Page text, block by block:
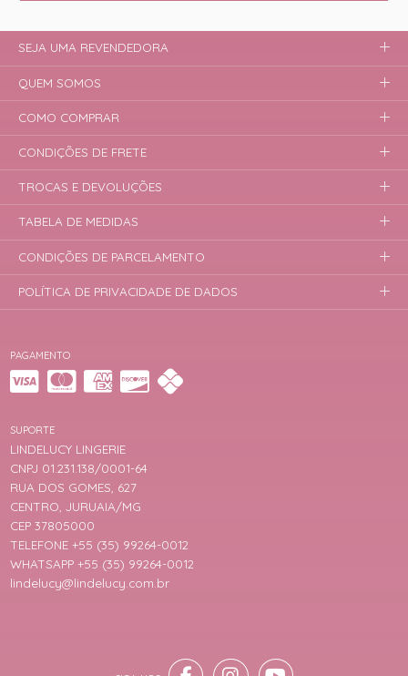
PAGAMENTO
SUPORTE
LINDELUCY LINGERIE
CNPJ 01.231.138/0001-64
RUA DOS GOMES, 627
CENTRO, JURUAIA/MG
CEP 37805000
TELEFONE +55 (35) 99264-0012
WHATSAPP +55 (35) 99264-0012
lindelucy@lindelucy.com.br
SEJA UMA REVENDEDORA
QUEM SOMOS
COMO COMPRAR
CONDIÇÕES DE FRETE
TROCAS E DEVOLUÇÕES
TABELA DE MEDIDAS
CONDIÇÕES DE PARCELAMENTO
POLÍTICA DE PRIVACIDADE DE DADOS